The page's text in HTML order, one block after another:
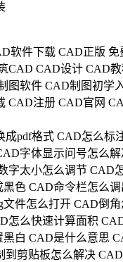
软件下载 CAD正版 免
CAD CAD设计 CAD教
图软件 CAD制图初学入
CAD注册 CAD官网
成pdf格式 CAD怎么标
字体显示问号怎么解
字太小怎么调节 CAD
黑色 CAD命令栏怎么调
文件怎么打开 CAD倒
怎么快速计算面积
黑白 CAD是什么意思
到剪贴板怎么解决